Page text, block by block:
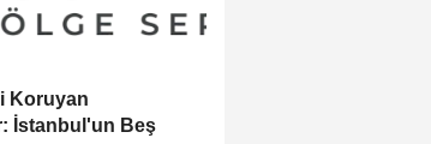
Koruyan
İstanbul'un Beş